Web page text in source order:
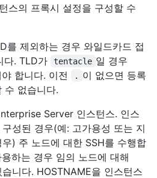
스의 프록시 설정을 구성할 수
를 제외하는 경우 와일드카드 접
다. TLD가 tentacle 일 경우
합니다. 이전 .
이 없으면 등록
수 없습니다.
Server 인스턴스. 인스
성된 경우(예: 고가용성 또는 지
) 주 노드에 대한 SSH를 수행합
하는 경우 임의 노드에 대해
니다. HOSTNAME을 인스턴스